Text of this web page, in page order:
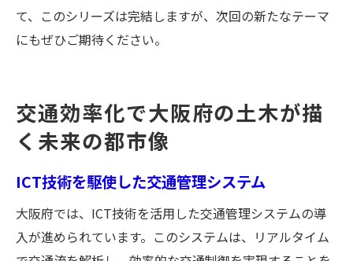
て、このシリーズは完結しますが、次回の新たなテーマ
にもぜひご期待ください。
交通効率化で大阪府の土木が描
く未来の都市像
ICT技術を駆使した交通管理システム
大阪府では、ICT技術を活用した交通管理システムの導
入が進められています。このシステムは、リアルタイム